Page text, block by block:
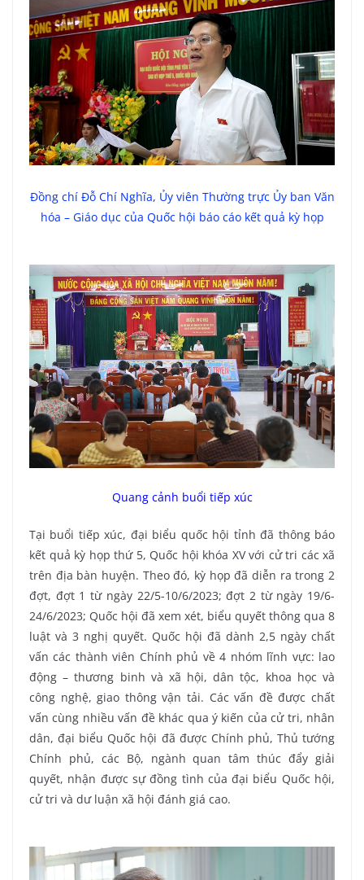
Đồng chí Đỗ Chí Nghĩa, Ủy viên Thường trực Ủy ban Văn
hóa – Giáo dục của Quốc hội báo cáo kết quả kỳ họp
Quang cảnh buổi tiếp xúc
Tại buổi tiếp xúc, đại biểu quốc hội tỉnh đã thông báo
kết quả kỳ họp thứ 5, Quốc hội khóa XV với cử tri các xã
trên địa bàn huyện. Theo đó, kỳ họp đã diễn ra trong 2
đợt, đợt 1 từ ngày 22/5-10/6/2023; đợt 2 từ ngày 19/6-
24/6/2023; Quốc hội đã xem xét, biểu quyết thông qua 8
luật và 3 nghị quyết. Quốc hội đã dành 2,5 ngày chất
vấn các thành viên Chính phủ về 4 nhóm lĩnh vực: lao
động – thương binh và xã hội, dân tộc, khoa học và
công nghệ, giao thông vận tải. Các vấn đề được chất
vấn cùng nhiều vấn đề khác qua ý kiến của cử tri, nhân
dân, đại biểu Quốc hội đã được Chính phủ, Thủ tướng
Chính phủ, các Bộ, ngành quan tâm thúc đẩy giải
quyết, nhận được sự đồng tình của đại biểu Quốc hội,
cử tri và dư luận xã hội đánh giá cao.